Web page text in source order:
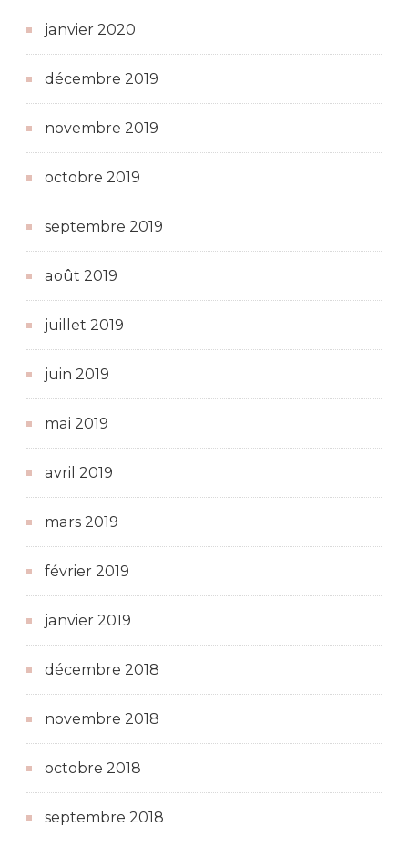
janvier 2020
décembre 2019
novembre 2019
octobre 2019
septembre 2019
août 2019
juillet 2019
juin 2019
mai 2019
avril 2019
mars 2019
février 2019
janvier 2019
décembre 2018
novembre 2018
octobre 2018
septembre 2018